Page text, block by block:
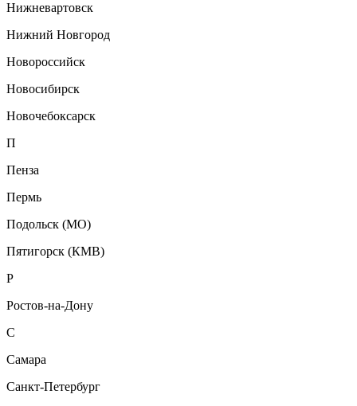
Нижневартовск
Нижний Новгород
Новороссийск
Новосибирск
Новочебоксарск
П
Пенза
Пермь
Подольск (МО)
Пятигорск (КМВ)
Р
Ростов-на-Дону
С
Самара
Санкт-Петербург